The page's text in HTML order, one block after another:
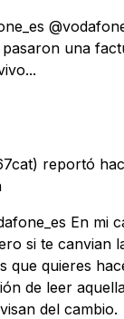
pasaron una
reportó
En mi
si te canvian
que quieres
de leer
del cambio.